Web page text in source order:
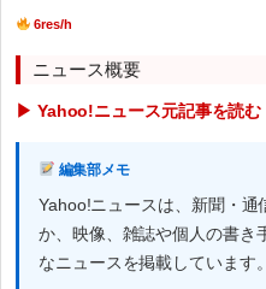
6res/h
ニュース概要
▶ Yahoo!ニュース元記事を読む
編集部メモ
Yahoo!ニュースは、新聞・通
か、映像、雑誌や個人の書き
なニュースを掲載しています。